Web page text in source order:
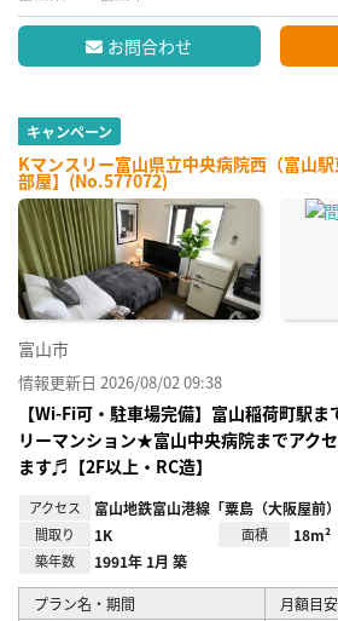
お問合わせ
キャンペーン
Kマンスリー富山県立中央病院西（富山
部屋】(No.577072)
富山市
情報更新日 2026/08/02 09:38
【Wi-Fi可・駐車場完備】富山稲荷町駅
リーマンション★富山中央病院までアク
ます♬【2F以上・RC造】
アクセス 富山地鉄富山港線「粟島（大阪屋前）
間取り 1K 面積 18m²
築年数 1991年 1月 築
プラン名・期間 月額目安